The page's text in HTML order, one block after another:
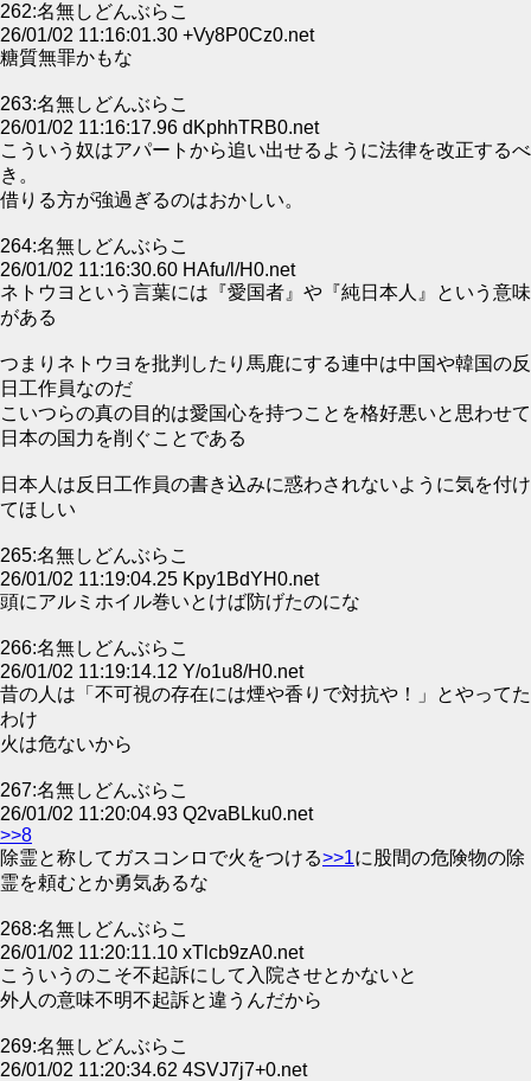
262:名無しどんぶらこ
26/01/02 11:16:01.30 +Vy8P0Cz0.net
糖質無罪かもな
263:名無しどんぶらこ
26/01/02 11:16:17.96 dKphhTRB0.net
こういう奴はアパートから追い出せるように法律を改正するべ
き。
借りる方が強過ぎるのはおかしい。
264:名無しどんぶらこ
26/01/02 11:16:30.60 HAfu/l/H0.net
ネトウヨという言葉には『愛国者』や『純日本人』という意味
がある
つまりネトウヨを批判したり馬鹿にする連中は中国や韓国の反
日工作員なのだ
こいつらの真の目的は愛国心を持つことを格好悪いと思わせて
日本の国力を削ぐことである
日本人は反日工作員の書き込みに惑わされないように気を付け
てほしい
265:名無しどんぶらこ
26/01/02 11:19:04.25 Kpy1BdYH0.net
頭にアルミホイル巻いとけば防げたのにな
266:名無しどんぶらこ
26/01/02 11:19:14.12 Y/o1u8/H0.net
昔の人は「不可視の存在には煙や香りで対抗や！」とやってた
わけ
火は危ないから
267:名無しどんぶらこ
26/01/02 11:20:04.93 Q2vaBLku0.net
>>8
除霊と称してガスコンロで火をつける>>1に股間の危険物の除
霊を頼むとか勇気あるな
268:名無しどんぶらこ
26/01/02 11:20:11.10 xTlcb9zA0.net
こういうのこそ不起訴にして入院させとかないと
外人の意味不明不起訴と違うんだから
269:名無しどんぶらこ
26/01/02 11:20:34.62 4SVJ7j7+0.net